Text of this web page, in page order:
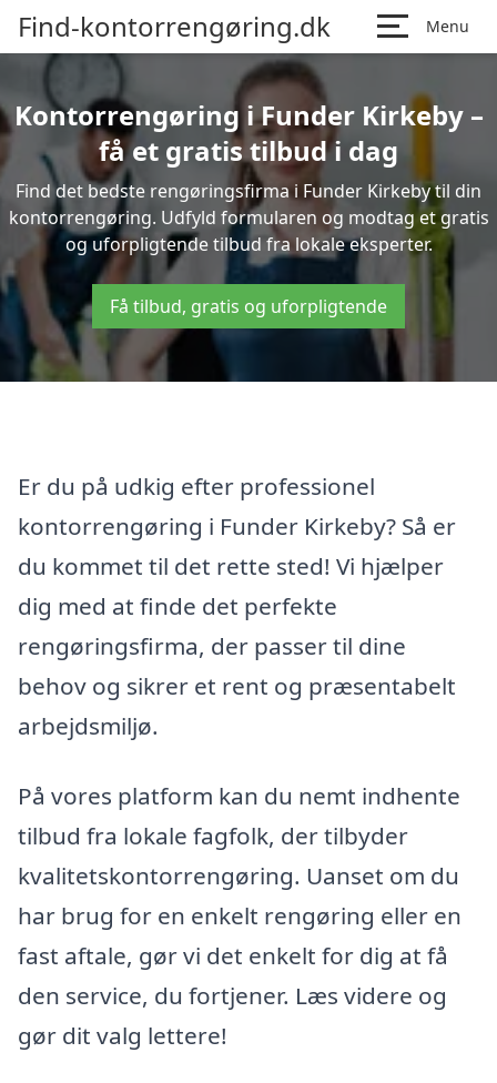
Find-kontorrengøring.dk Menu
Kontorrengøring i Funder Kirkeby –
få et gratis tilbud i dag
Find det bedste rengøringsfirma i Funder Kirkeby til din
kontorrengøring. Udfyld formularen og modtag et gratis
og uforpligtende tilbud fra lokale eksperter.
Få tilbud, gratis og uforpligtende
Er du på udkig efter professionel
kontorrengøring i Funder Kirkeby? Så er
du kommet til det rette sted! Vi hjælper
dig med at finde det perfekte
rengøringsfirma, der passer til dine
behov og sikrer et rent og præsentabelt
arbejdsmiljø.
På vores platform kan du nemt indhente
tilbud fra lokale fagfolk, der tilbyder
kvalitetskontorrengøring. Uanset om du
har brug for en enkelt rengøring eller en
fast aftale, gør vi det enkelt for dig at få
den service, du fortjener. Læs videre og
gør dit valg lettere!